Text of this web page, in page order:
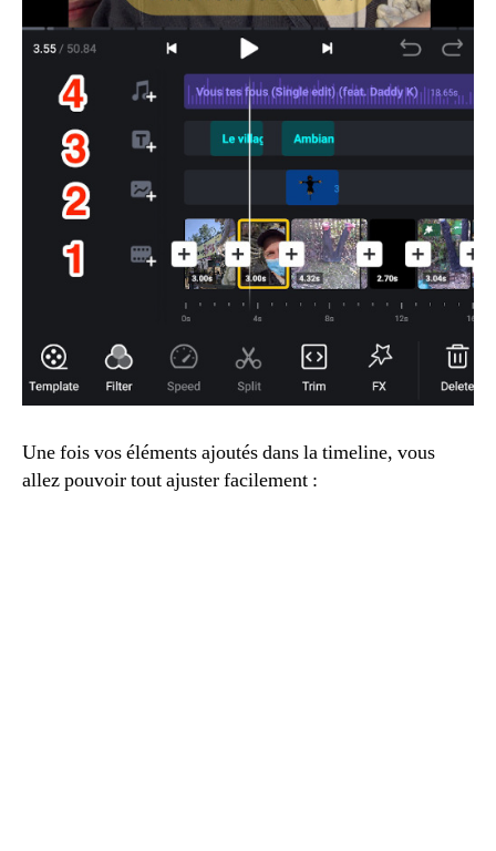
Une fois vos éléments ajoutés dans la timeline, vous
allez pouvoir tout ajuster facilement :